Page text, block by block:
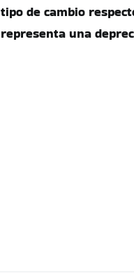
tipo de cambio
representa una